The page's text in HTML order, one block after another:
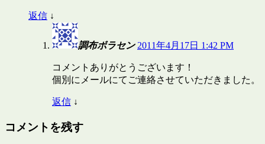
返信 ↓
調布ボラセン 2011年4月17日 1:42 PM
コメントありがとうございます！
個別にメールにてご連絡させていただきました。
返信 ↓
コメントを残す